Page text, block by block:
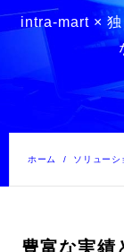
intra-mart × 独
ホーム ソリューシ
豊富な実績